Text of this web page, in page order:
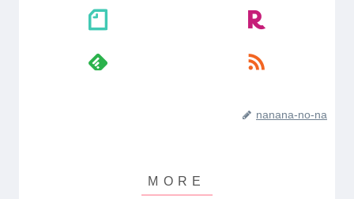
nanana-no-na